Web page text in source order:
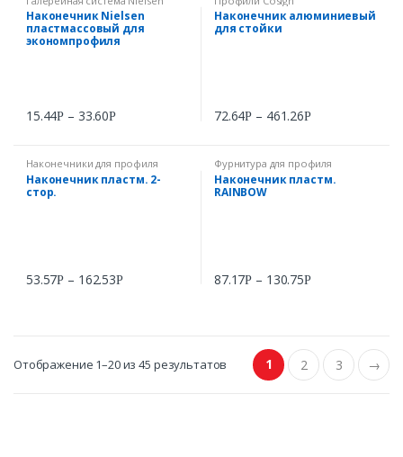
Наконечник Nielsen
пластмассовый для
экономпрофиля
15.44Р – 33.60Р
Наконечник алюминиевый
для стойки
72.64Р – 461.26Р
Наконечники для профиля
Наконечник пластм. 2-
стор.
53.57Р – 162.53Р
Фурнитура для профиля
RAINBOW
Наконечник пластм.
RAINBOW
87.17Р – 130.75Р
Отображение 1–20 из 45 результатов 1 2 3 →